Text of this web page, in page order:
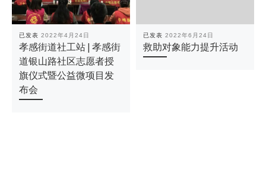
已发表 2022年4月24日
孝感街道社工站 | 孝感街
道银山路社区志愿者授
旗仪式暨公益微项目发
布会
已发表 2022年6月24日
救助对象能力提升活动